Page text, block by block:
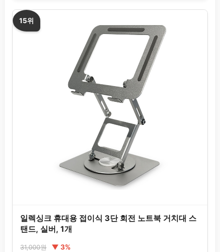
15위
일렉싱크 휴대용 접이식 3단 회전 노트북 거치대 스
탠드, 실버, 1개
31,000원 ▼ 3%